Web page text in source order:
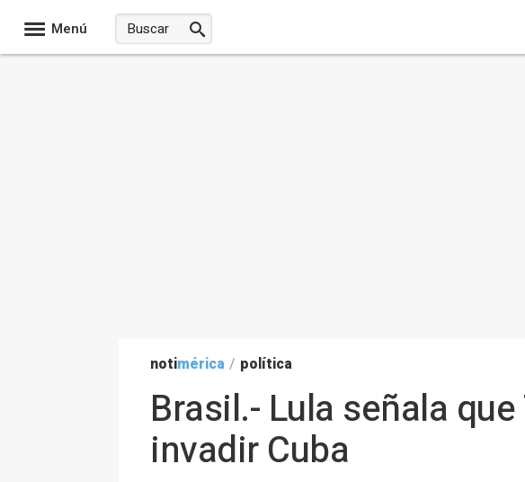
Menú
notimérica / política
Brasil.- Lula señala
invadir Cuba